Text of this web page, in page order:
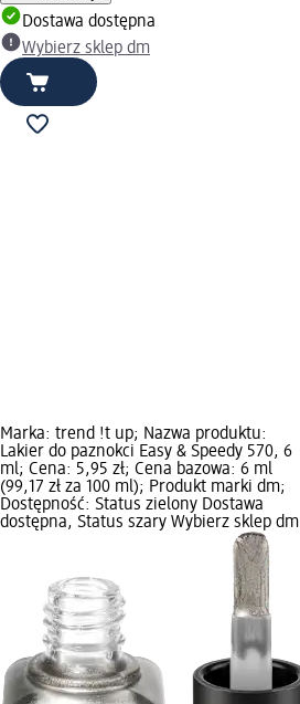
Dostawa dostępna
Wybierz sklep dm
Marka: trend !t up; Nazwa produktu:
Lakier do paznokci Easy & Speedy 570, 6
ml; Cena: 5,95 zł; Cena bazowa: 6 ml
(99,17 zł za 100 ml); Produkt marki dm;
Dostępność: Status zielony Dostawa
dostępna, Status szary Wybierz sklep dm